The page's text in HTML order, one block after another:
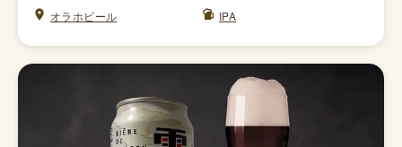
オラホビール
IPA